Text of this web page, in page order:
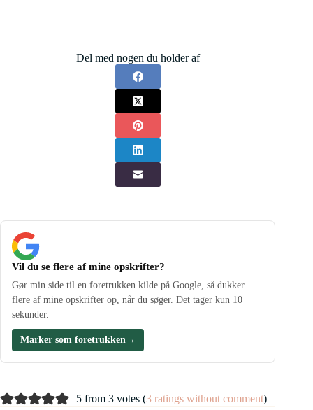
Del med nogen du holder af
Vil du se flere af mine opskrifter?
Gør min side til en foretrukken kilde på Google, så dukker
flere af mine opskrifter op, når du søger. Det tager kun 10
sekunder.
Marker som foretrukken →
5 from 3 votes (3 ratings without comment)